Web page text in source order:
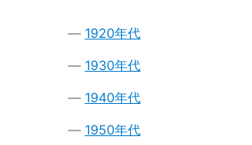
1920年代
1930年代
1940年代
1950年代